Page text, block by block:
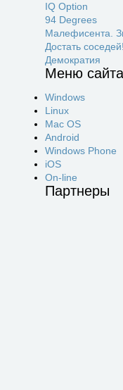
IQ Option
94 Degrees
Малефисента.
Достать соседей!
Демократия
Меню сайта
Windows
Linux
Mac OS
Android
Windows Phone
iOS
On-line
Партнеры